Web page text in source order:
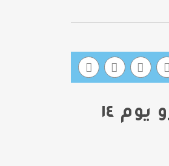
مكتب الشكاوى بالقومى لحقوق الإنسان يدين اعتداءات ماسبيرو يوم ١٤